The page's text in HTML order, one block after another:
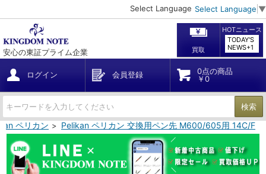
Select Language Select Language ▼
安心の東証プライム企業 買取
HOTニュース
TODAY'S
NEWS+1
ログイン 会員登録
0点の商品
￥0
検索
ペリカン Pelikan ペリカン 交換用ペン先 M600/605用 14C/F